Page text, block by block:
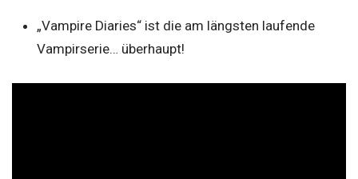
„Vampire Diaries“ ist die am längsten laufende
Vampirserie… überhaupt!